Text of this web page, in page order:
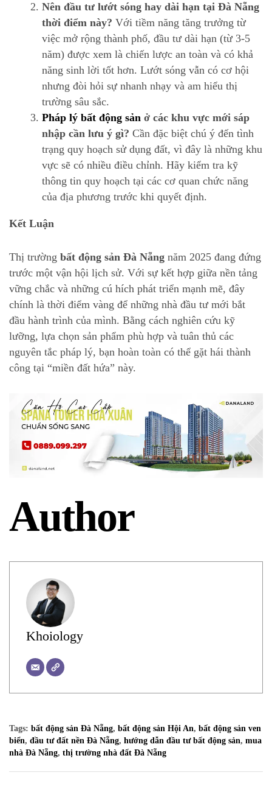
Nên đầu tư lướt sóng hay dài hạn tại Đà Nẵng
thời điểm này? Với tiềm năng tăng trưởng từ
việc mở rộng thành phố, đầu tư dài hạn (từ 3-5
năm) được xem là chiến lược an toàn và có khả
năng sinh lời tốt hơn. Lướt sóng vẫn có cơ hội
nhưng đòi hỏi sự nhanh nhạy và am hiểu thị
trường sâu sắc.
Pháp lý bất động sản ở các khu vực mới sáp
nhập cần lưu ý gì? Cần đặc biệt chú ý đến tình
trạng quy hoạch sử dụng đất, vì đây là những khu
vực sẽ có nhiều điều chỉnh. Hãy kiểm tra kỹ
thông tin quy hoạch tại các cơ quan chức năng
của địa phương trước khi quyết định.
Kết Luận
Thị trường bất động sản Đà Nẵng năm 2025 đang đứng
trước một vận hội lịch sử. Với sự kết hợp giữa nền tảng
vững chắc và những cú hích phát triển mạnh mẽ, đây
chính là thời điểm vàng để những nhà đầu tư mới bắt
đầu hành trình của mình. Bằng cách nghiên cứu kỹ
lưỡng, lựa chọn sản phẩm phù hợp và tuân thủ các
nguyên tắc pháp lý, bạn hoàn toàn có thể gặt hái thành
công tại “miền đất hứa” này.
Author
Khoiology
Tags: bất động sản Đà Nẵng, bất động sản Hội An, bất động sản ven
biển, đầu tư đất nền Đà Nẵng, hướng dẫn đầu tư bất động sản, mua
nhà Đà Nẵng, thị trường nhà đất Đà Nẵng